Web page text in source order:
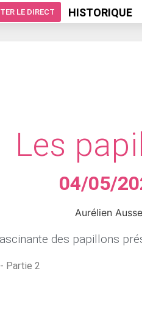
LE DIRECT HISTORIQUE
Les
04/05/
Aurélien
des papillons
Partie 2